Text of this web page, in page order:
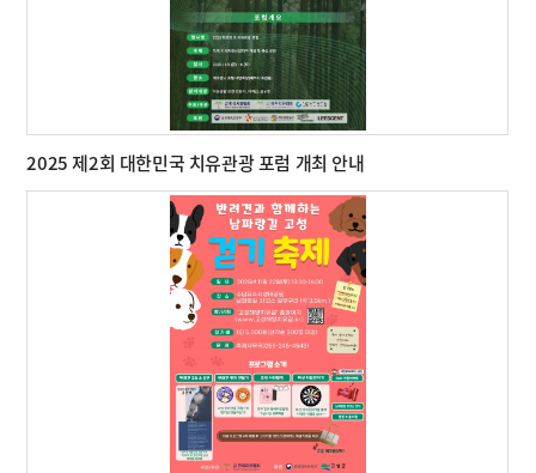
2025 제2회 대한민국 치유관광 포럼 개최 안내